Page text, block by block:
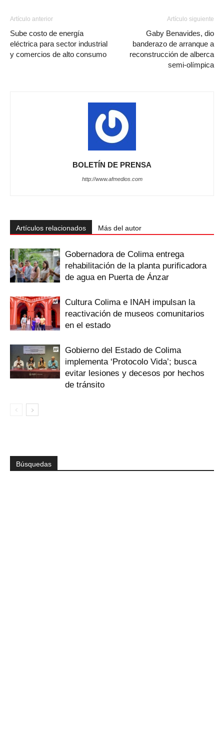
Artículo anterior
Sube costo de energía
eléctrica para sector industrial
y comercios de alto consumo
Artículo siguiente
Gaby Benavides, dio
banderazo de arranque a
reconstrucción de alberca
semi-olímpica
BOLETÍN DE PRENSA
http://www.afmedios.com
Artículos relacionados Más del autor
Gobernadora de Colima entrega
rehabilitación de la planta purificadora
de agua en Puerta de Ánzar
Cultura Colima e INAH impulsan la
reactivación de museos comunitarios
en el estado
Gobierno del Estado de Colima
implementa ‘Protocolo Vida’; busca
evitar lesiones y decesos por hechos
de tránsito
Búsquedas